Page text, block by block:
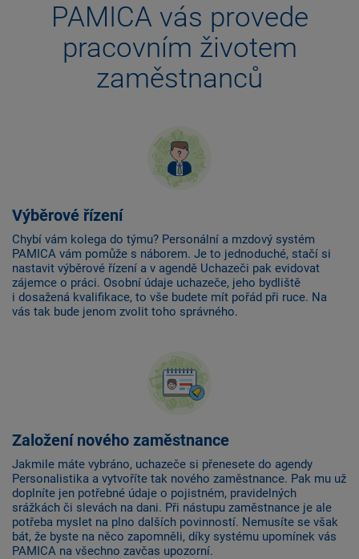
PAMICA vás provede
pracovním životem
zaměstnanců
Výběrové řízení
Chybí vám kolega do týmu? Personální a mzdový systém
PAMICA vám pomůže s náborem. Je to jednoduché, stačí si
nastavit výběrové řízení a v agendě Uchazeči pak evidovat
zájemce o práci. Osobní údaje uchazeče, jeho bydliště
i dosažená kvalifikace, to vše budete mít pořád při ruce. Na
vás tak bude jenom zvolit toho správného.
Založení nového zaměstnance
Jakmile máte vybráno, uchazeče si přenesete do agendy
Personalistika a vytvoříte tak nového zaměstnance. Pak mu už
doplníte jen potřebné údaje o pojistném, pravidelných
srážkách či slevách na dani. Při nástupu zaměstnance je ale
potřeba myslet na plno dalších povinností. Nemusíte se však
bát, že byste na něco zapomněli, díky systému upomínek vás
PAMICA na všechno zavčas upozorní.